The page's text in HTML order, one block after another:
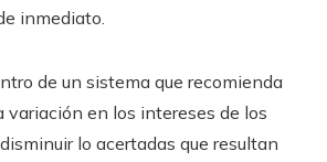
inmediato.
de un sistema que recomienda
variación en los intereses de los
lo acertadas que resultan